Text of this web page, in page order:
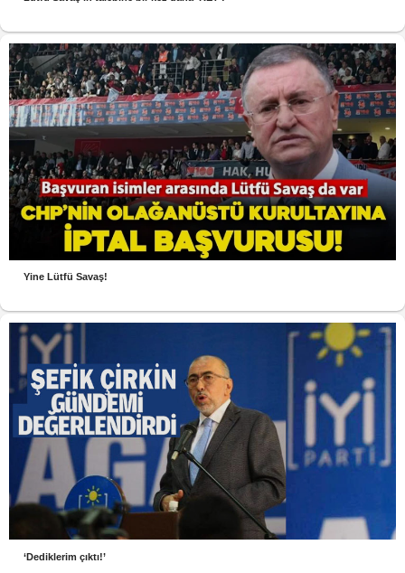
Yine Lütfü Savaş!
‘Dediklerim çıktı!’